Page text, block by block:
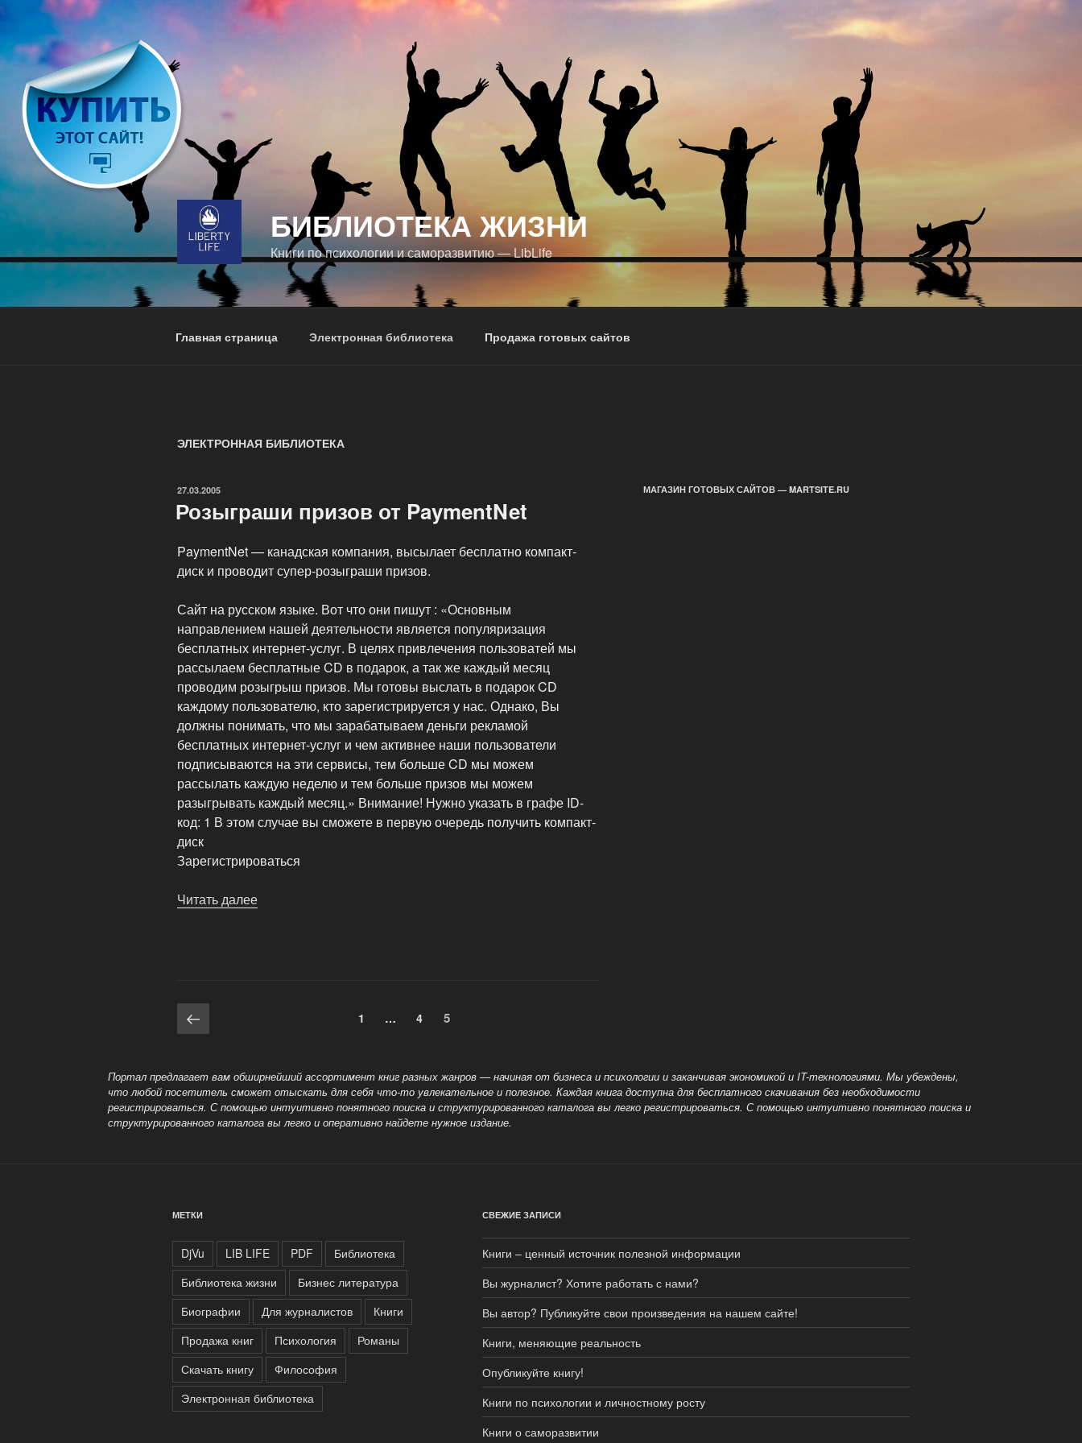
Перейти
содержимому
БИБЛИОТЕКА ЖИЗНИ
Книги по психологии и саморазвитию — LibLife
Главная страница Электронная библиотека Продажа готовых сайтов
ЭЛЕКТРОННАЯ БИБЛИОТЕКА
ОПУБЛИКОВАНО
27.03.2005
Розыграши призов от PaymentNet
PaymentNet — канадская компания, высылает бесплатно компакт-
диск и проводит супер-розыграши призов.
Сайт на русском языке. Вот что они пишут : «Основным
направлением нашей деятельности является популяризация
бесплатных интернет-услуг. В целях привлечения пользоватей мы
рассылаем бесплатные CD в подарок, а так же каждый месяц
проводим розыгрыш призов. Мы готовы выслать в подарок CD
каждому пользователю, кто зарегистрируется у нас. Однако, Вы
должны понимать, что мы зарабатываем деньги рекламой
бесплатных интернет-услуг и чем активнее наши пользователи
подписываются на эти сервисы, тем больше CD мы можем
рассылать каждую неделю и тем больше призов мы можем
разыгрывать каждый месяц.» Внимание! Нужно указать в графе ID-
код: 1 В этом случае вы сможете в первую очередь получить компакт-
диск
Зарегистрироваться
Читать далее
Навигация
по
записям
страница
Страница
1 … Страница
4 Страница
5
МАГАЗИН ГОТОВЫХ САЙТОВ — MARTSITE.RU
Портал предлагает вам обширнейший ассортимент книг разных жанров — начиная от бизнеса и психологии и заканчивая экономикой и IT-технологиями. Мы убеждены,
что любой посетитель сможет отыскать для себя что-то увлекательное и полезное. Каждая книга доступна для бесплатного скачивания без необходимости
регистрироваться. С помощью интуитивно понятного поиска и структурированного каталога вы легкорегистрироваться. С помощью интуитивно понятного поиска и
структурированного каталога вы легко и оперативно найдете нужное издание.
МЕТКИ
DjVu LIB LIFE PDF
Библиотека
Библиотека жизни
Бизнес литература
Биографии
Для журналистов
Книги
Продажа книг
Психология
Романы
Скачать книгу
Философия
Электронная библиотека
СВЕЖИЕ ЗАПИСИ
Книги – ценный источник полезной информации
Вы журналист? Хотите работать с нами?
Вы автор? Публикуйте свои произведения на нашем сайте!
Книги, меняющие реальность
Опубликуйте книгу!
Книги по психологии и личностному росту
Книги о саморазвитии